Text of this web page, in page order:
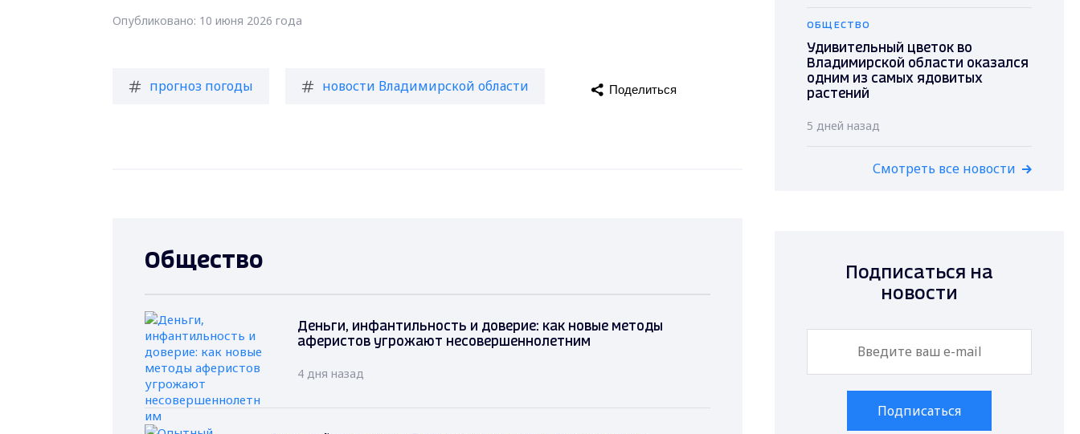
Опубликовано: 10 июня 2026 года
прогноз погоды новости Владимирской области Поделиться
Общество
Деньги, инфантильность и доверие: как новые методы
аферистов угрожают несовершеннолетним
4 дня назад
ОБЩЕСТВО
Удивительный цветок во
Владимирской области оказался
одним из самых ядовитых
растений
5 дней назад
Смотреть все новости
Подписаться на
новости
Подписаться